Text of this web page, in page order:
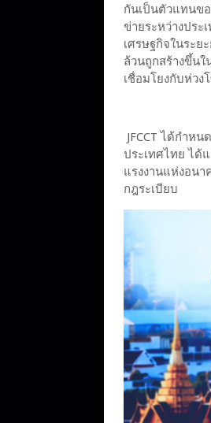
กันเป็นตัวแทนข
ข่ายระหว่างประ
เศรษฐกิจในระ
ล้วนถูกสร้างขึ้น
เชื่อมโยงกับห่วง
JFCCT ได้กำห
ประเทศไทย ได้
แรงงานแห่งอนา
กฎระเบียบ